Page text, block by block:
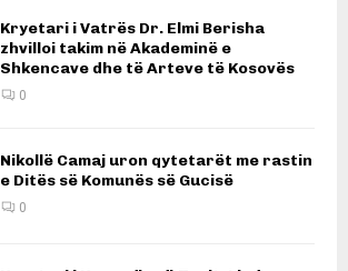
Kryetari i Vatrës Dr. Elmi Berisha
zhvilloi takim në Akademinë e
Shkencave dhe të Arteve të Kosovës
0
Nikollë Camaj uron qytetarët me rastin
e Ditës së Komunës së Gucisë
0